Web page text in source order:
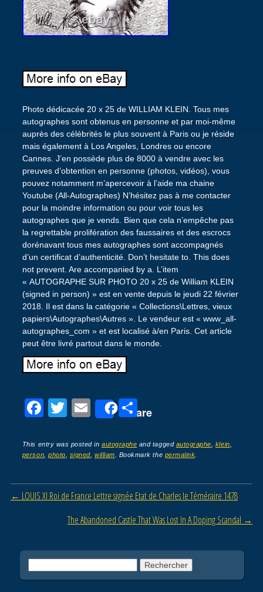
Photo dédicacée 20 x 25 de WILLIAM KLEIN. Tous mes
autographes sont obtenus en personne et par moi-même
auprès des célébrités le plus souvent à Paris ou je réside
mais également à Los Angeles, Londres ou encore
Cannes. J’en possède plus de 8000 à vendre avec les
preuves d’obtention en personne (photos, vidéos), vous
pouvez notamment m’apercevoir à l’aide ma chaine
Youtube (All-Autographes) N’hésitez pas à me contacter
pour la moindre information ou pour voir tous les
autographes que je vends. Bien que cela n’empêche pas
la regrettable prolifération des faussaires et des escrocs
dorénavant tous mes autographes sont accompagnés
d’un certificat d’authenticité. Don’t hesitate to. This does
not prevent. Are accompanied by a. L’item
« AUTOGRAPHE SUR PHOTO 20 x 25 de William KLEIN
(signed in person) » est en vente depuis le jeudi 22 février
2018. Il est dans la catégorie « Collections\Lettres, vieux
papiers\Autographes\Autres ». Le vendeur est « www_all-
autographes_com » et est localisé à/en Paris. Cet article
peut être livré partout dans le monde.
F
c
e
b
o
T
tt
er
E
ail
Share
P
ta
g
er
This entry was posted inautographe and tagged autographe klein
person ,photo signed,william . Bookmark the permalink
Post navigation
← LOUIS XI Roi de France Lettre signée Etat de Charles le Téméraire 1478
The Abandoned Castle That Was Lost In A Doping Scandal →